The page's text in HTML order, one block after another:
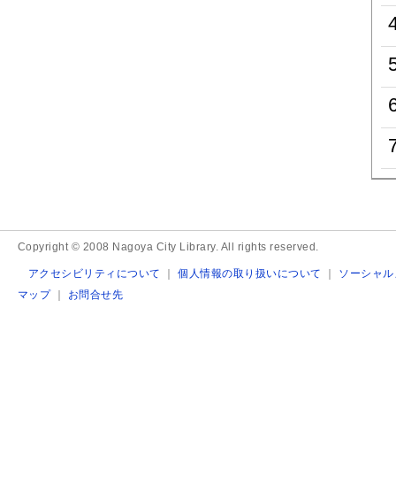
Copyright © 2008 Nagoya City Library. All rights reserved.
アクセシビリティについて ｜個人情報の取り扱いについて ｜ ソーシャ
マップ｜ お問合せ先